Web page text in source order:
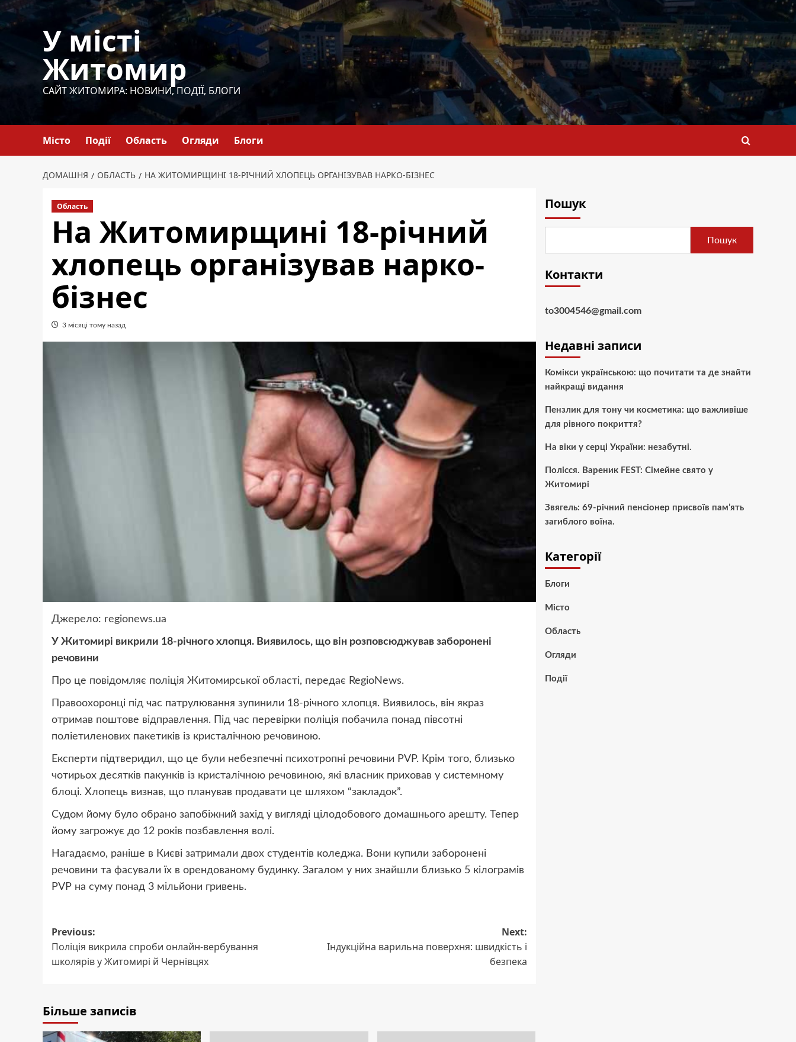
Перейти
У місті
Житомир
САЙТ ЖИТОМИРА: НОВИНИ, ПОДІЇ, БЛОГИ
Місто Події Область Огляди Блоги
ДОМАШНЯ ОБЛАСТЬ НА ЖИТОМИРЩИНІ 18-РІЧНИЙ ХЛОПЕЦЬ ОРГАНІЗУВАВ НАРКО-БІЗНЕС
Область
На Житомирщині 18-річний
хлопець організував нарко-
бізнес
3 місяці тому назад
Джерело: regionews.ua
У Житомирі викрили 18-річного хлопця. Виявилось, що він розповсюджував заборонені
речовини
Про це повідомляє поліція Житомирської області, передає RegioNews.
Правоохоронці під час патрулювання зупинили 18-річного хлопця. Виявилось, він якраз
отримав поштове відправлення. Під час перевірки поліція побачила понад півсотні
поліетиленових пакетиків із кристалічною речовиною.
Експерти підтверидил, що це були небезпечні психотропні речовини PVP. Крім того, близько
чотирьох десятків пакунків із кристалічною речовиною, які власник приховав у системному
блоці. Хлопець визнав, що планував продавати це шляхом “закладок”.
Судом йому було обрано запобіжний захід у вигляді цілодобового домашнього арешту. Тепер
йому загрожує до 12 років позбавлення волі.
Нагадаємо, раніше в Києві затримали двох студентів коледжа. Вони купили заборонені
речовини та фасували їх в орендованому будинку. Загалом у них знайшли близько 5 кілограмів
PVP на суму понад 3 мільйони гривень.
Post
navigation
Previous:
Поліція викрила спроби онлайн-вербування
школярів у Житомирі й Чернівцях
Next:
Індукційна варильна поверхня: швидкість і
безпека
Більше записів
Пошук
Пошук
Контакти
to3004546@gmail.com
Недавні записи
Комікси українською: що почитати та де знайти
найкращі видання
Пензлик для тону чи косметика: що важливіше
для рівного покриття?
На віки у серці України: незабутні.
Полісся. Вареник FEST: Сімейне свято у
Житомирі
Звягель: 69-річний пенсіонер присвоїв пам’ять
загиблого воїна.
Категорії
Блоги
Місто
Область
Огляди
Події